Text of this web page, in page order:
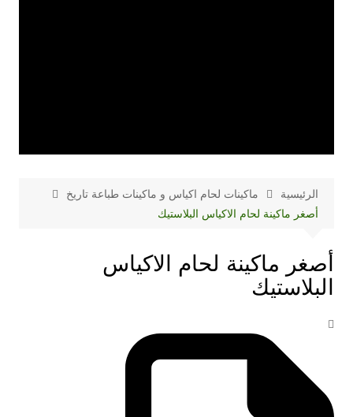
الرئيسية
ماكينات لحام اكياس و ماكينات طباعة تاريخ
أصغر ماكينة لحام الاكياس البلاستيك
أصغر ماكينة لحام الاكياس
البلاستيك